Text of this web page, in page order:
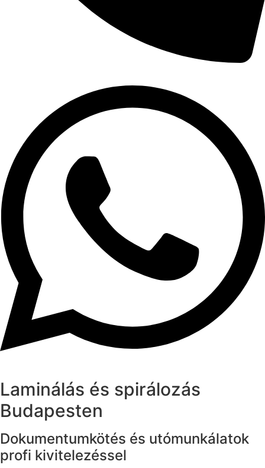
Laminálás és spirálozás
Budapesten
Dokumentumkötés és utómunkálatok
profi kivitelezéssel